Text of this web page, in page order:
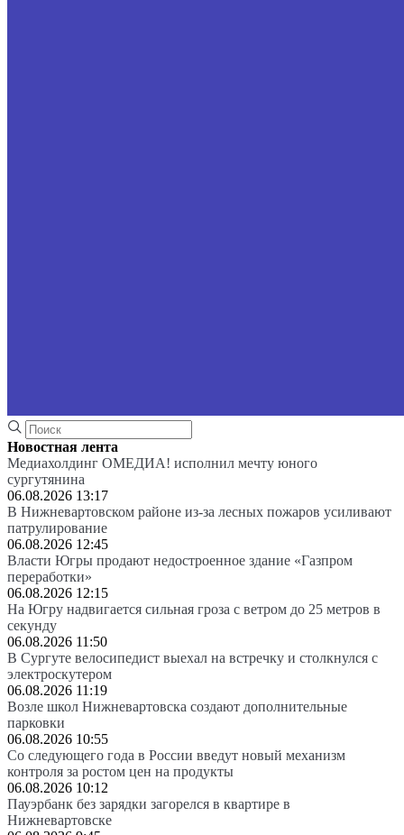
Новостная лента
Медиахолдинг ОМЕДИА! исполнил мечту юного
сургутянина
06.08.2026 13:17
В Нижневартовском районе из-за лесных пожаров усиливают
патрулирование
06.08.2026 12:45
Власти Югры продают недостроенное здание «Газпром
переработки»
06.08.2026 12:15
На Югру надвигается сильная гроза с ветром до 25 метров в
секунду
06.08.2026 11:50
В Сургуте велосипедист выехал на встречку и столкнулся с
электроскутером
06.08.2026 11:19
Возле школ Нижневартовска создают дополнительные
парковки
06.08.2026 10:55
Со следующего года в России введут новый механизм
контроля за ростом цен на продукты
06.08.2026 10:12
Пауэрбанк без зарядки загорелся в квартире в
Нижневартовске